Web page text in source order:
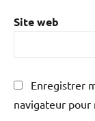
Site web
Enregistrer
navigateur pour